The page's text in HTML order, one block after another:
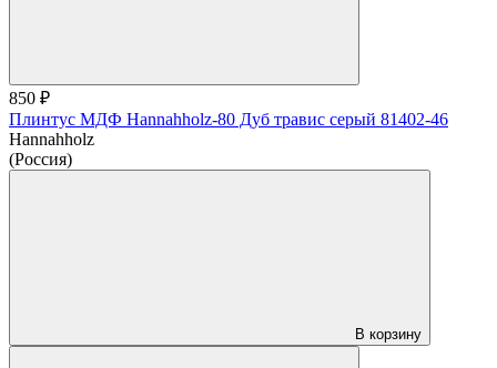
850 ₽
Плинтус МДФ Hannahholz-80 Дуб травис серый 81402-46
Hannahholz
(Россия)
В корзину